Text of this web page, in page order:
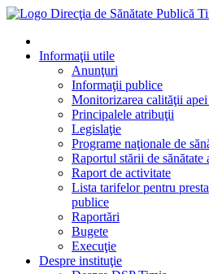
Informaţii utile
Anunţuri
Informaţii publice
Monitorizarea calităţii
Principalele atribuţii
Legislaţie
Programe naţionale de
Raportul stării de sănătate
Raport de activitate
Lista tarifelor pentru
publice
Raportări
Bugete
Execuţie
Despre instituţie